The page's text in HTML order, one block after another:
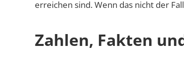
erreichen sind. Wenn das nicht der
Zahlen, Fakten